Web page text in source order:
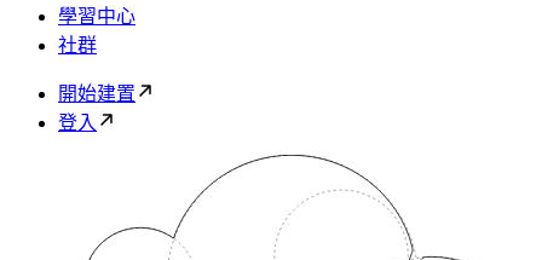
學習中心
社群
開始建置
登入